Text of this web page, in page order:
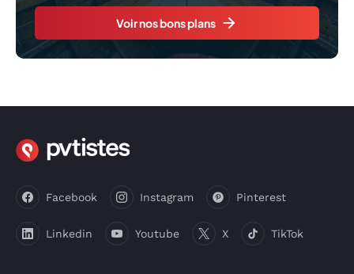
Voir nos bons plans
Facebook Instagram Pinterest
Linkedin Youtube X TikTok